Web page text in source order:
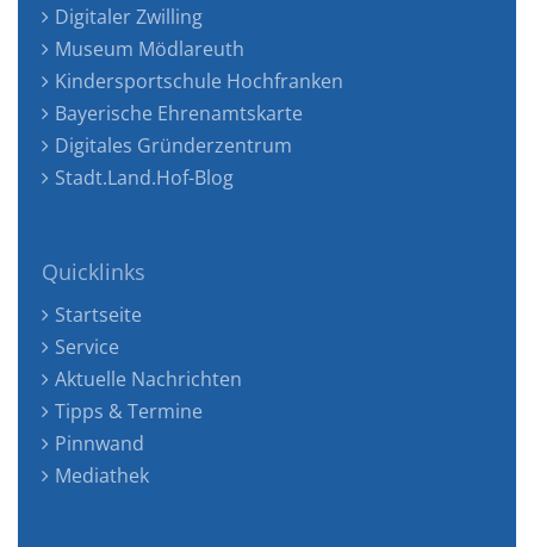
Digitaler Zwilling
Museum Mödlareuth
Kindersportschule Hochfranken
Bayerische Ehrenamtskarte
Digitales Gründerzentrum
Stadt.Land.Hof-Blog
Quicklinks
Startseite
Service
Aktuelle Nachrichten
Tipps & Termine
Pinnwand
Mediathek